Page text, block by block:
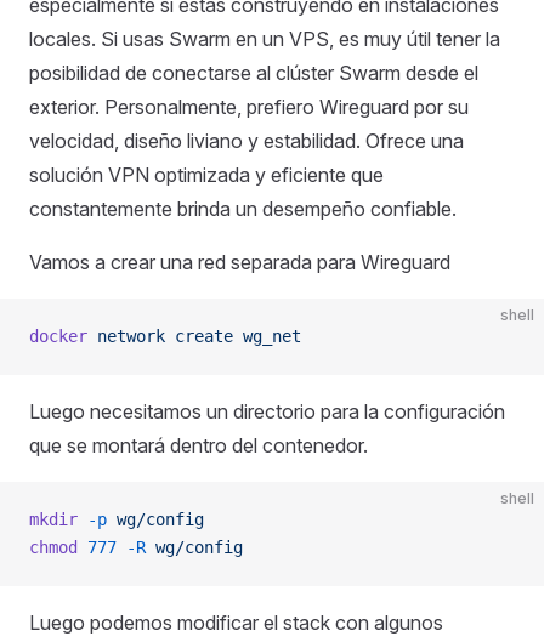
especialmente si estás construyendo en instalaciones
locales. Si usas Swarm en un VPS, es muy útil tener la
posibilidad de conectarse al clúster Swarm desde el
exterior. Personalmente, prefiero Wireguard por su
velocidad, diseño liviano y estabilidad. Ofrece una
solución VPN optimizada y eficiente que
constantemente brinda un desempeño confiable.
Vamos a crear una red separada para Wireguard
shell
docker network create wg_net
Luego necesitamos un directorio para la configuración
que se montará dentro del contenedor.
shell
mkdir -p wg/config
chmod
777 -R wg/config
Luego podemos modificar el stack con algunos